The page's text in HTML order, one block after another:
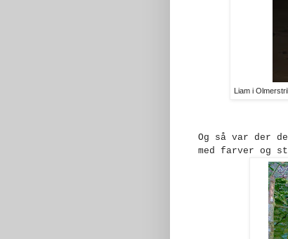
Liam i
Og så var der
med farver og